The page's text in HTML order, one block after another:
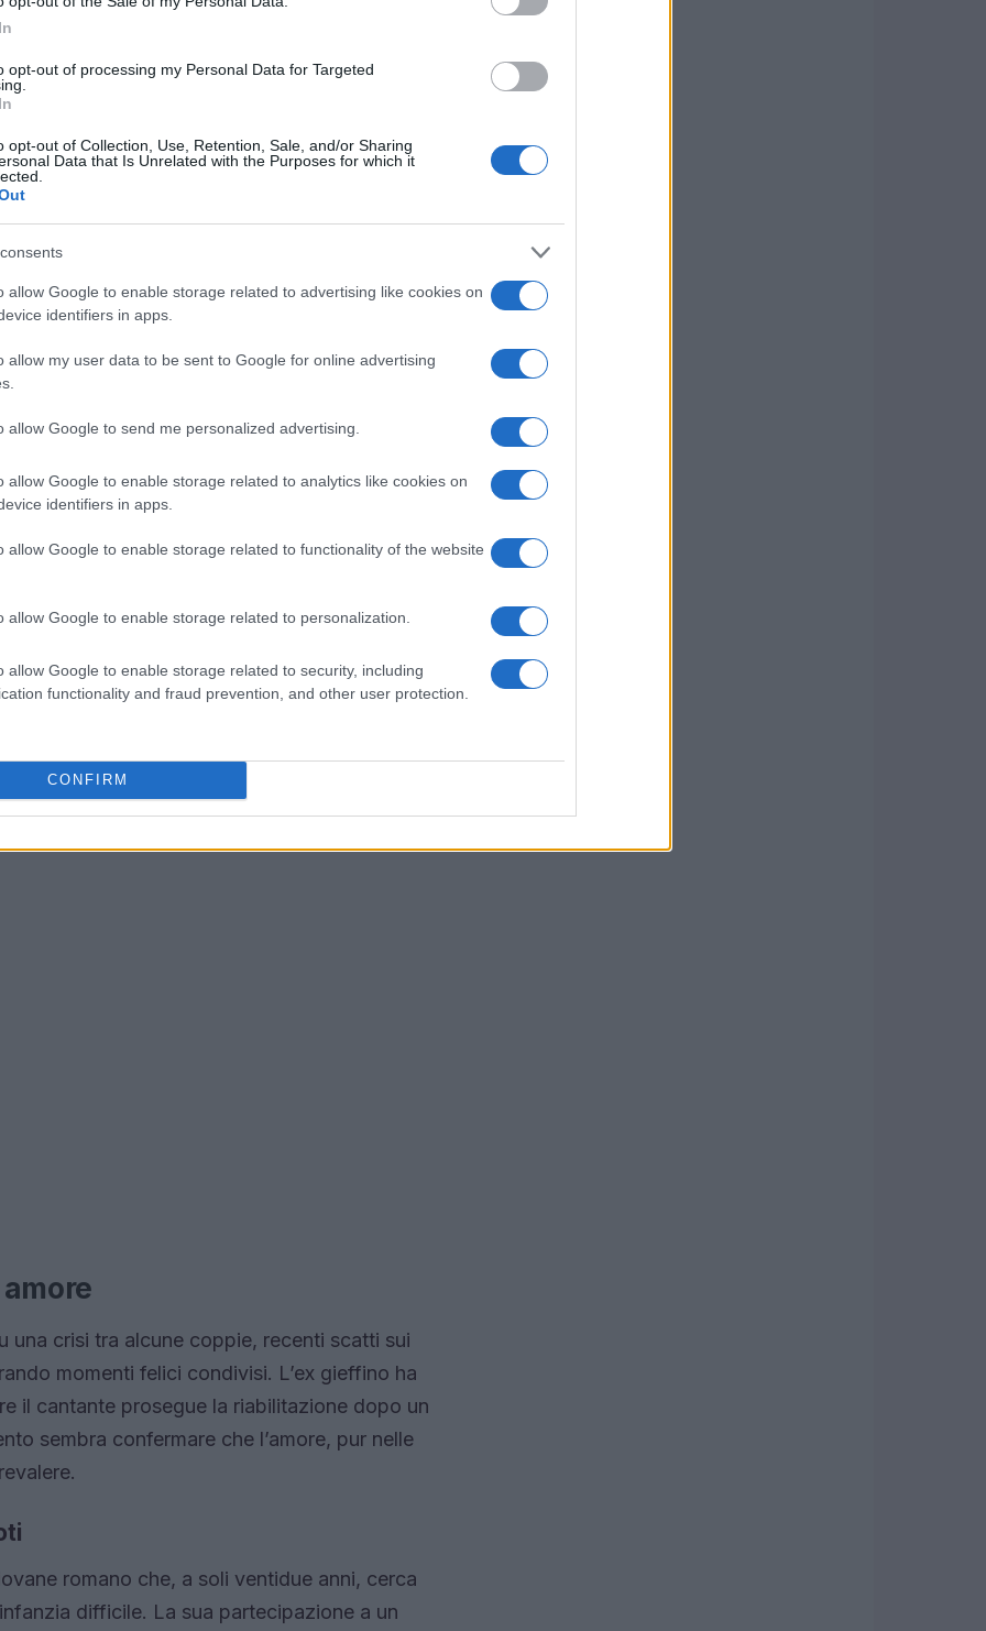
opt-out of processing my Personal Data for Targeted
opt-out of Collection, Use, Retention, Sale, and/or Sharing
Data that Is Unrelated with the Purposes for which it
allow Google to enable storage related to advertising like cookies on
identifiers in apps.
allow my user data to be sent to Google for online advertising
allow Google to send me personalized advertising.
allow Google to enable storage related to analytics like cookies on
identifiers in apps.
allow Google to enable storage related to functionality of the website
allow Google to enable storage related to personalization.
allow Google to enable storage related to security, including
functionality and fraud prevention, and other user protection.
CONFIRM
sono emerse verità significative riguardo a
Un momento di tensione tra la coppia
di incertezza. Il manager, ospite a “La volta
passata, facendo emergere ricordi e emozioni
relazione.
cantante ha dimostrato il suo lato più dolce
Maso e Duccio, nati solo pochi mesi fa.
come padre e ha commosso i fan, che lo
festeggiare l’anniversario di matrimonio, il
tocco romantico, mentre il cantante si
ha messo a dura prova la sua salute.
nuove opportunità. La tronista, che ha
in gioco e a scoprire l’amore. Cristian
alla ricerca della loro anima gemella,
La tensione è palpabile mentre
della sua Gabriela, portando emozioni
una crisi tra alcune coppie, recenti scatti sui
momenti felici condivisi. L’ex gieffino ha
il cantante prosegue la riabilitazione dopo un
sembra confermare che l’amore, pur nelle
romano che, a soli ventidue anni, cerca
difficile. La sua partecipazione a un